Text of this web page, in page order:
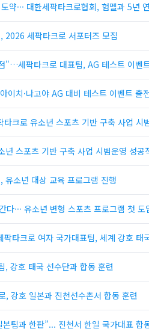
약··· 대한세팍타크로협회, 험멜과 5년
2026 세팍타크로 서포터즈 모집
"…세팍타크로 대표팀, AG 테스트 이벤
이치·나고야 AG 대비 테스트 이벤트 출
크로 유소년 스포츠 기반 구축 사업 시
스포츠 기반 구축 사업 시범운영 성공
유소년 대상 교육 프로그램 진행
··· 유소년 변형 스포츠 프로그램 첫 도
타크로 여자 국가대표팀, 세계 강호 태
, 강호 태국 선수단과 합동 훈련
강호 일본과 진천선수촌서 합동 훈련
팀과 한판”... 진천서 한일 국가대표 합